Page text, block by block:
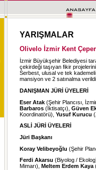
YARIŞMALAR
Olivelo İzmir Kent
İzmir Büyükşehir Belediyesi
çekirdeği taşıyan fikir
Serbest, ulusal ve tek kademeli
mansiyon ve 2 satınalma
DANIŞMAN JÜRİ ÜYELERİ
Eser Atak (Şehir Plancısı,
Barbaros (İktisatçı), Güven
Koordinatörü), Yusuf Kurucu
ASLİ JÜRİ ÜYELERİ
Jüri Başkanı
Koray Velibeyoğlu (Şehir
Ferdi Akarsu (Biyolog /
Mimarı),
Meltem Erdem Kaya